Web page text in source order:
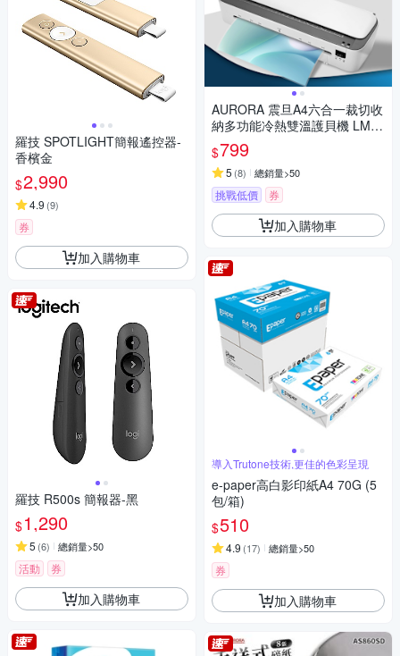
羅技 SPOTLIGHT簡報遙控器-
香檳金
$2,990
4.9 (9)
券
加入購物車
羅技 R500s 簡報器-黑
$1,290
5 (6) 總銷量>50
活動 券
加入購物車
AURORA 震旦A4六合一裁切收
納多功能冷熱雙溫護貝機 LM42
33H
$799
5 (8) 總銷量>50
挑戰低價 券
加入購物車
導入Trutone技術,更佳的色彩呈現
e-paper高白影印紙A4 70G (5
包/箱)
$510
4.9 (17) 總銷量>50
券
加入購物車